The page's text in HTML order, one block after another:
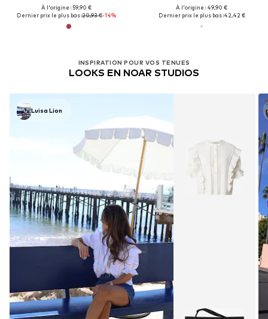
À l'origine : 59,90 €
Dernier prix le plus bas :20,93 €-14%
À l'origine : 49,90 €
Dernier prix le plus bas :42,42 €
INSPIRATION POUR VOS TENUES
LOOKS EN NOAR STUDIOS
Luisa Lion